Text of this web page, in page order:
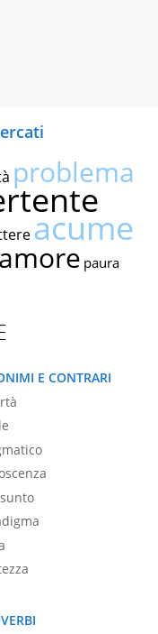
problema
acume
amore paura
E CONTRARI